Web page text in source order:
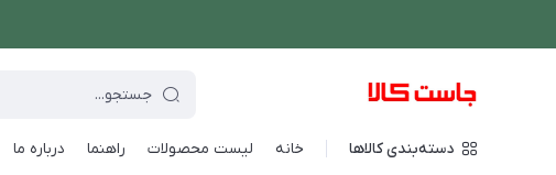
دسته‌بندی کالاها خانه لیست محصولات راهنما درباره ما
فروشگاه اینترنتی جاست کالا برند های ویژه ال جی